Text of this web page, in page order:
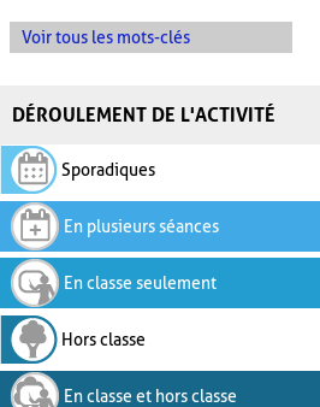
Voir tous les mots-clés
DÉROULEMENT DE L'ACTIVITÉ
Sporadiques
En plusieurs séances
En classe seulement
Hors classe
En classe et hors classe